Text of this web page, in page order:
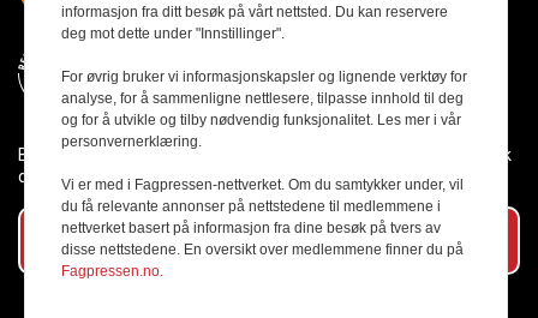
Byggmesteren følger Vær Varsom-plakaten og presseetikken slik
den er nedfelt i Redaktørplakaten.
Abonner på vårt nyhetsbrev
informasjon fra ditt besøk på vårt nettsted. Du kan reservere
deg mot dette under "Innstillinger".
For øvrig bruker vi informasjonskapsler og lignende verktøy for
analyse, for å sammenligne nettlesere, tilpasse innhold til deg
og for å utvikle og tilby nødvendig funksjonalitet. Les mer i vår
personvernerklæring.
Vi er med i Fagpressen-nettverket. Om du samtykker under, vil
du få relevante annonser på nettstedene til medlemmene i
nettverket basert på informasjon fra dine besøk på tvers av
disse nettstedene. En oversikt over medlemmene finner du på
Fagpressen.no.